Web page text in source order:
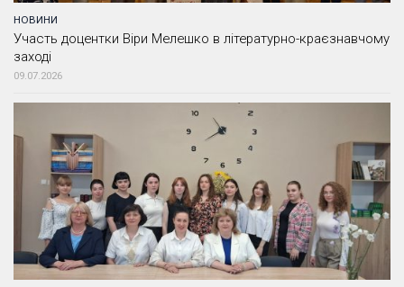
НОВИНИ
Участь доцентки Віри Мелешко в літературно-краєзнавчому
заході
09.07.2026